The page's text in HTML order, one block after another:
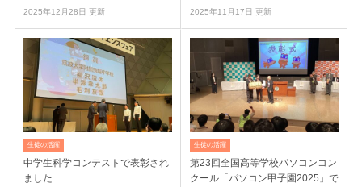
2025年12月28日 更新 2025年11月17日 更新
生徒の活躍
中学生科学コンテストで表彰され
ました
生徒の活躍
第23回全国高等学校パソコンコン
クール「パソコン甲子園2025」で